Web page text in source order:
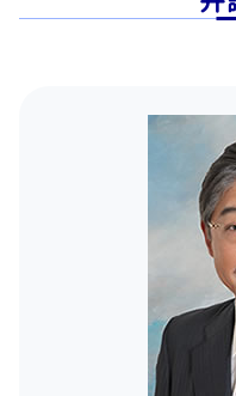
ブラック企業 労働
官報 破産者
借金 債務整理 悩み
借金 債務整理 借り
刑事事件 解決
示談 刑事事件
傷害罪 構成要件
刑事 告訴 示談
刑事事件 流れ 示談
刑事事件 起訴
示談したのに 起訴
一般民事事件 弁護
企業法務 弁護士 相
企業法務 弁護士 相
刑事事件 弁護士 相
刑事事件 弁護士 相
相続 弁護士 相談 世
労働問題 弁護士 相
離婚 弁護士 相談 江
相続 弁護士 相談 目
労働問題 弁護士 相
離婚 弁護士 相談 港
離婚 弁護士 相談 目